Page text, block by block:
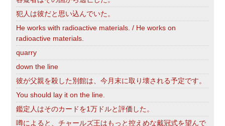
犯人は彼だと思い込んでいた。
He works with radioactive materials. / He works on
radioactive materials.
quarry
down the line
彼が父親を殺した別館は、今月末に取り壊される予定です。
You should lay it on the line.
鑑定人はそのカードを1万ドルと評価した。
噂によると、チャールズ王はもっと控えめな戴冠式を望んで